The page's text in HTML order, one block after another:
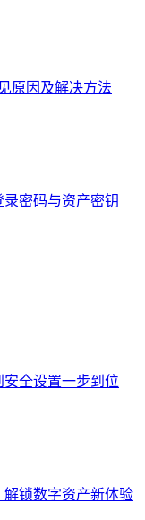
原因及解决方法
密码与资产密钥
全设置一步到位
锁数字资产新体验